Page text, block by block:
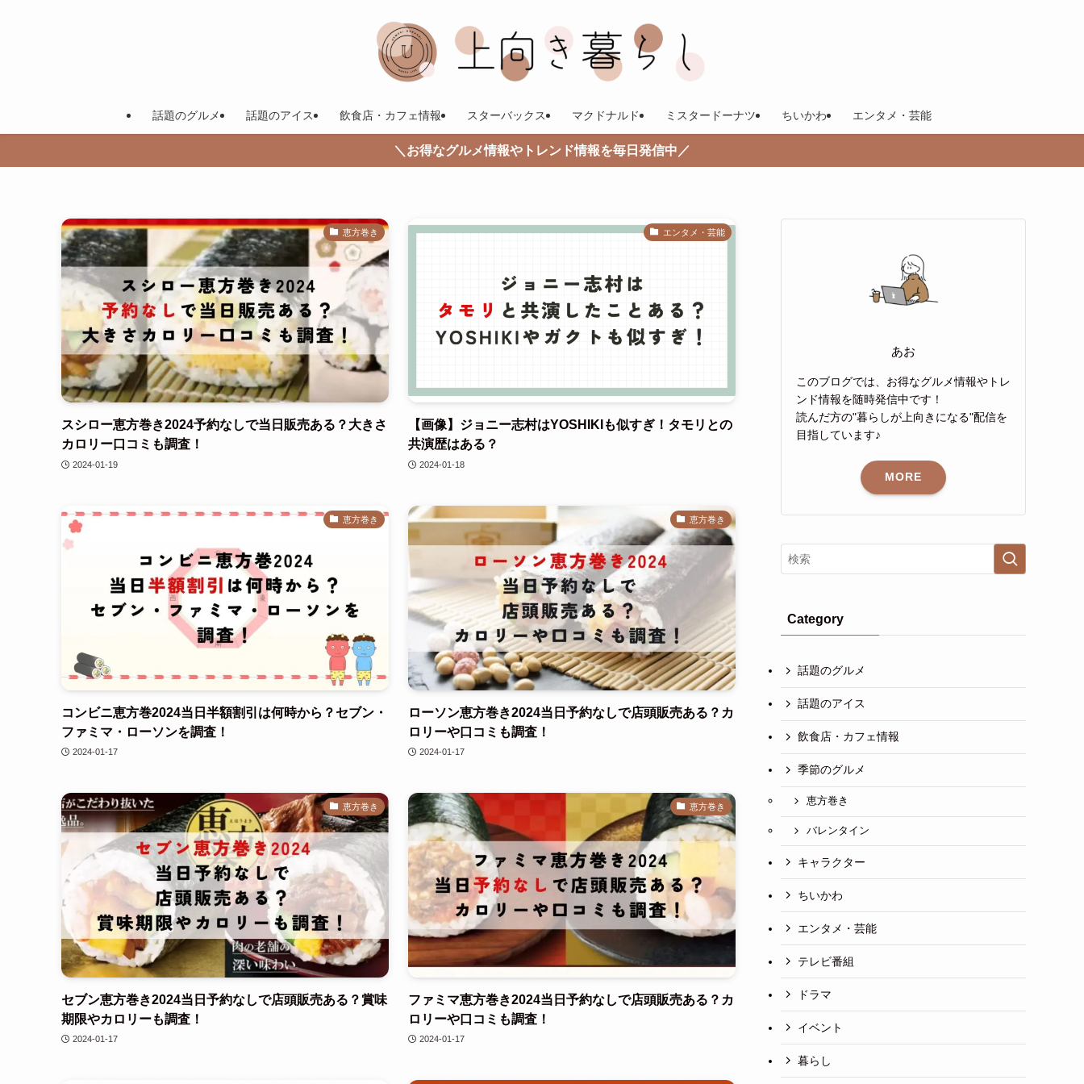
話題のグルメ 話題のアイス 飲食店・カフェ情報 スターバックス マクドナルド ミスタードーナツ ちいかわ エンタメ・芸能
＼お得なグルメ情報やトレンド情報を毎日発信中／
恵方巻き
スシロー恵方巻き2024予約なしで当日販売ある？大きさ
カロリー口コミも調査！
2024-01-19
エンタメ・芸能
【画像】ジョニー志村はYOSHIKIも似すぎ！タモリとの
共演歴はある？
2024-01-18
恵方巻き
コンビニ恵方巻2024当日半額割引は何時から？セブン・
ファミマ・ローソンを調査！
2024-01-17
恵方巻き
ローソン恵方巻き2024当日予約なしで店頭販売ある？カ
ロリーや口コミも調査！
2024-01-17
恵方巻き
セブン恵方巻き2024当日予約なしで店頭販売ある？賞味
期限やカロリーも調査！
2024-01-17
恵方巻き
ファミマ恵方巻き2024当日予約なしで店頭販売ある？カ
ロリーや口コミも調査！
2024-01-17
あお
このブログでは、お得なグルメ情報やトレ
ンド情報を随時発信中です！
読んだ方の"暮らしが上向きになる"配信を
目指しています♪
MORE
Category
話題のグルメ
話題のアイス
飲食店・カフェ情報
季節のグルメ
恵方巻き
バレンタイン
キャラクター
ちいかわ
エンタメ・芸能
テレビ番組
ドラマ
イベント
暮らし